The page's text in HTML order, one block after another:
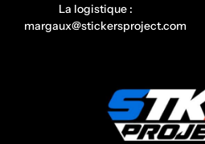
La logistique :
margaux@stickersproject.com